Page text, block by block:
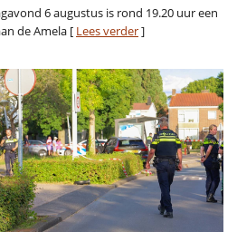
6 augustus is rond 19.20 uur een
de Amela [ Lees verder]